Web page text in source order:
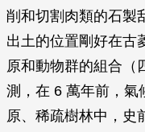
削和切割肉類的石製
出土的位置剛好在古
原和動物群的組合（
測，在 6 萬年前，氣
原、稀疏樹林中，史